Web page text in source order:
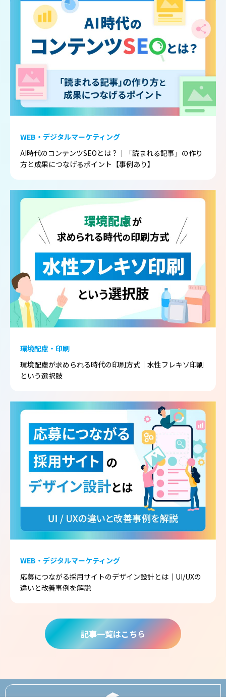
WEB・デジタルマーケティング
AI時代のコンテンツSEOとは？｜「読まれる記事」の作り
方と成果につなげるポイント【事例あり】
環境配慮・印刷
環境配慮が求められる時代の印刷方式｜水性フレキソ印刷
という選択肢
WEB・デジタルマーケティング
応募につながる採用サイトのデザイン設計とは｜UI/UXの
違いと改善事例を解説
記事一覧はこちら